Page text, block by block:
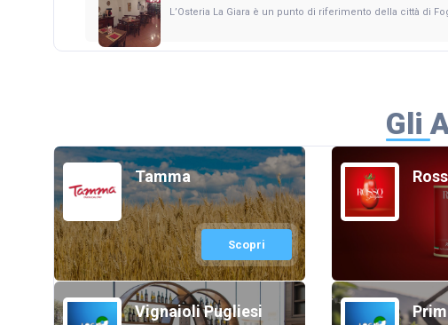
L’Osteria La Giara è un punto di riferimento della città di
Gli
Tamma
Scopri
Vignaioli Pugliesi